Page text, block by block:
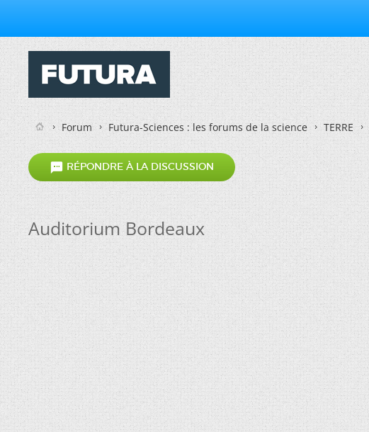
Forum Futura-Sciences : les forums de la science TERRE
 RÉPONDRE À LA DISCUSSION
Auditorium Bordeaux